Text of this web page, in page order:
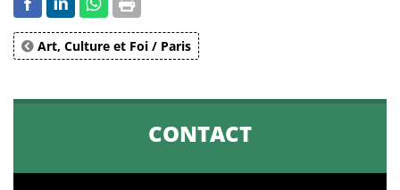
Art, Culture et Foi / Paris
CONTACT